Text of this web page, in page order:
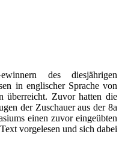
des diesjährigen
in englischer Sprache von
überreicht. Zuvor hatten die
der Zuschauer aus der 8a
einen zuvor eingeübten
vorgelesen und sich dabei